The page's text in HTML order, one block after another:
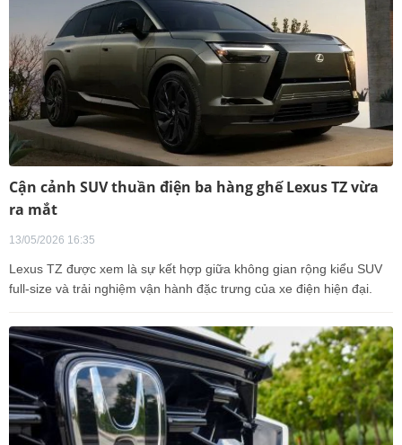
Cận cảnh SUV thuần điện ba hàng ghế Lexus TZ vừa
ra mắt
13/05/2026 16:35
Lexus TZ được xem là sự kết hợp giữa không gian rộng kiểu SUV
full-size và trải nghiệm vận hành đặc trưng của xe điện hiện đại.